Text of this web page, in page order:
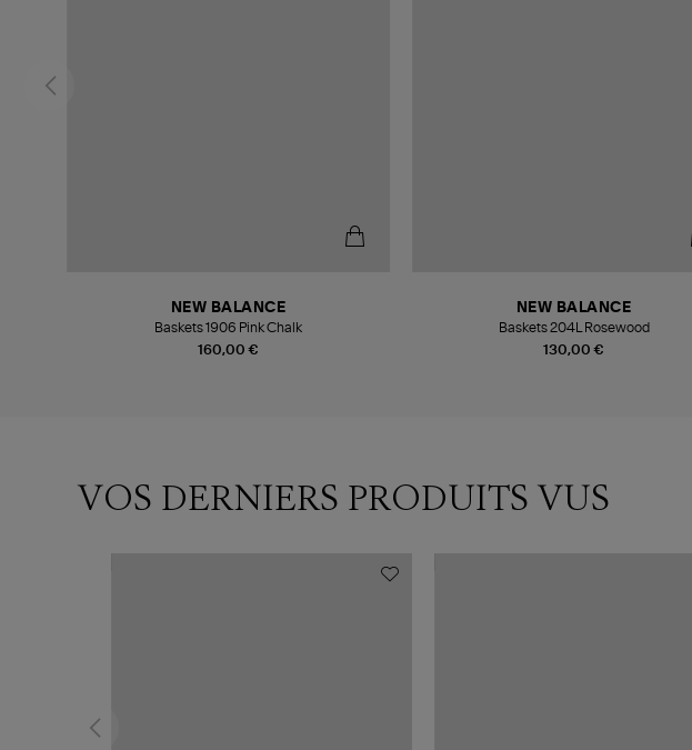
160,00 €
NEW BALANCE
Baskets 1906 Pink Chalk
130,00 €
NEW BALANCE
Baskets 204L Rosewood
VOS DERNIERS PRODUITS VUS